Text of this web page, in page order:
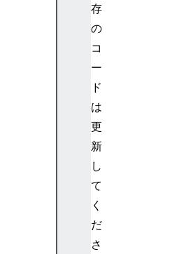
存
の
コ
ー
ド
は
更
新
し
て
く
だ
さ